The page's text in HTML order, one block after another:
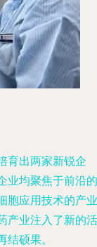
育出两家新锐企
业均聚焦于前沿的
胞应用技术的产业
产业注入了新的活
硕果。